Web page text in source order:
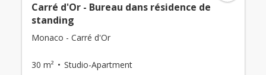
Carré d'Or - Bureau dans résidence de
standing
Monaco - Carré d'Or
30 m² Studio-Apartment